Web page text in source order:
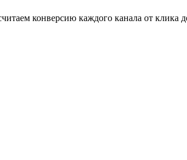
конверсию каждого канала от клика